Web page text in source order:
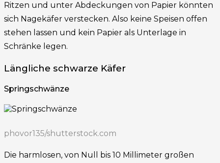
Ritzen und unter Abdeckungen von Papier könnten
sich Nagekäfer verstecken. Also keine Speisen offen
stehen lassen und kein Papier als Unterlage in
Schränke legen.
Längliche schwarze Käfer
Springschwänze
phovor135/shutterstock.com
Die harmlosen, von Null bis 10 Millimeter großen